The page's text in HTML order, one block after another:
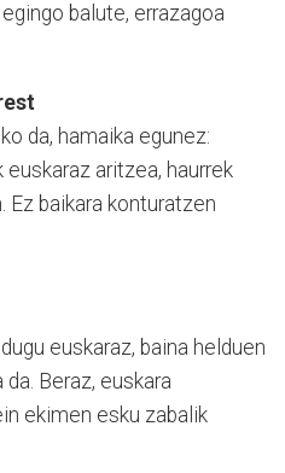
balute, errazagoa
da, hamaika egunez:
euskaraz aritzea, haurrek
Ez baikara konturatzen
euskaraz, baina helduen
Beraz, euskara
ekimen esku zabalik